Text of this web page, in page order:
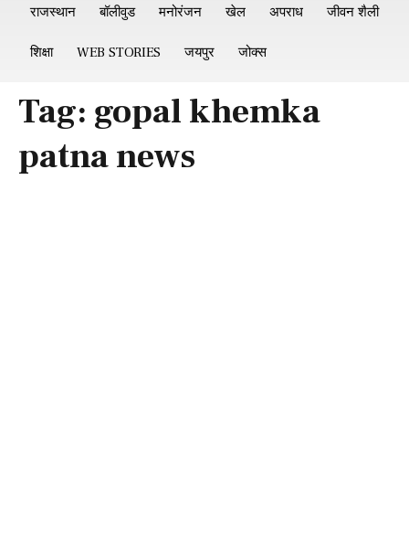
राजस्थान बॉलीवुड मनोरंजन खेल अपराध जीवन शैली
शिक्षा WEB STORIES जयपुर जोक्स
Tag: gopal khemka
patna news